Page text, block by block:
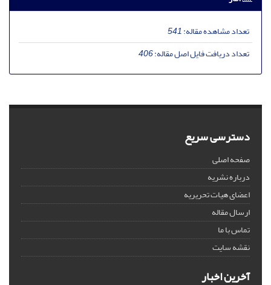
تعداد مشاهده مقاله:541
تعداد دریافت فایل اصل مقاله:406
دسترسی سریع
صفحه اصلی
درباره نشریه
اعضای هیات تحریریه
ارسال مقاله
تماس با ما
نقشه سایت
آخرین اخبار